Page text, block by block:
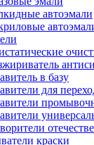
автоэмали
в базу
для
краски